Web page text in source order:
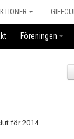
Föreningen
för 2014.